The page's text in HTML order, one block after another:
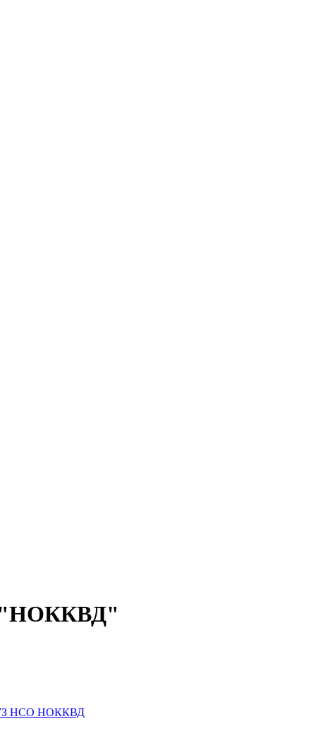
"НОККВД"
НСО НОККВД